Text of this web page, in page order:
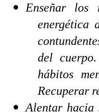
Enseñar los
energética
del
hábitos
Recuperar
Alentar hacia